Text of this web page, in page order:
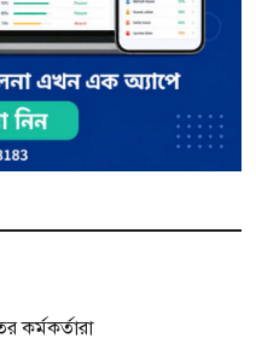
কর্মকর্তারা